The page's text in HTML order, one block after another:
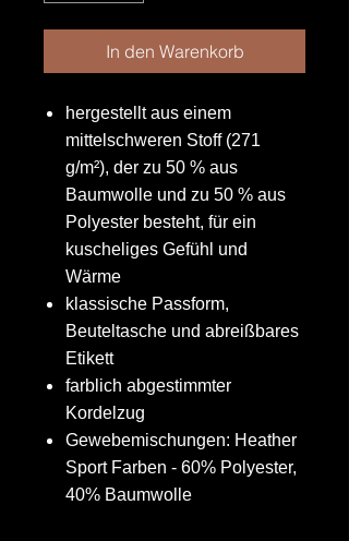
In den Warenkorb
hergestellt aus einem
mittelschweren Stoff (271
g/m²), der zu 50 % aus
Baumwolle und zu 50 % aus
Polyester besteht, für ein
kuscheliges Gefühl und
Wärme
klassische Passform,
Beuteltasche und abreißbares
Etikett
farblich abgestimmter
Kordelzug
Gewebemischungen: Heather
Sport Farben - 60% Polyester,
40% Baumwolle